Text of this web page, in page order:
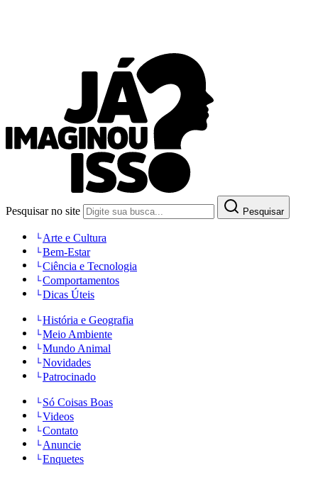
Pesquisar no site Pesquisar
Arte e Cultura
Bem-Estar
Ciência e Tecnologia
Comportamentos
Dicas Úteis
História e Geografia
Meio Ambiente
Mundo Animal
Novidades
Patrocinado
Só Coisas Boas
Videos
Contato
Anuncie
Enquetes